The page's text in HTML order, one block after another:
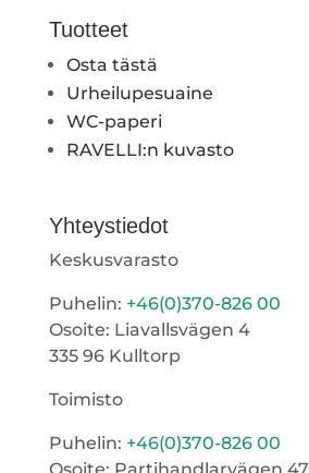
Tuotteet
Osta tästä
Urheilupesuaine
WC-paperi
RAVELLI:n kuvasto
Yhteystiedot
Keskusvarasto
Puhelin: +46(0)370-826 00
Osoite: Liavallsvägen 4
335 96 Kulltorp
Toimisto
Puhelin: +46(0)370-826 00